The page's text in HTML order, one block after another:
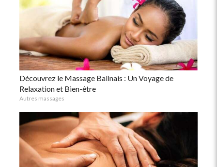
Découvrez le Massage Balinais : Un Voyage de
Relaxation et Bien-être
Autres massages